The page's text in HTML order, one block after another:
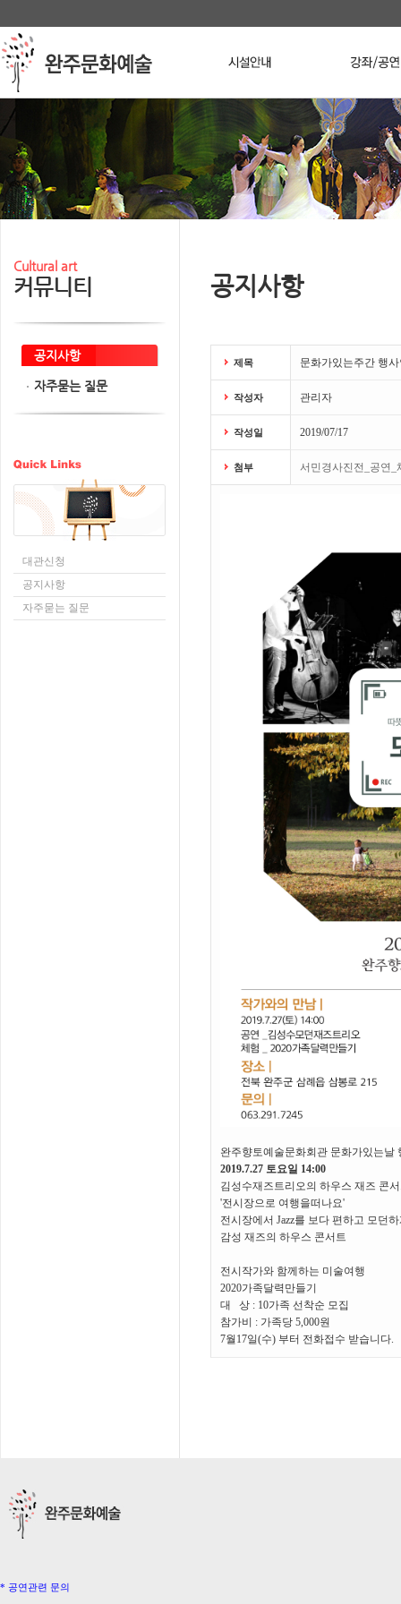
Cultural art
커뮤니티
공지사항
자주묻는 질문
대관신청
공지사항
자주묻는 질문
공지사항
제목 문화가있는주간 행
작성자 관리자
작성일 2019/07/17
첨부 서민경사진전_공연_
완주향토예술문화회관 문화가있는날
2019.7.27 토요일 14:00
김성수재즈트리오의 하우스 재즈 콘
'전시장으로 여행을떠나요'
전시장에서 Jazz를 보다 편하고 모던
감성 재즈의 하우스 콘서트
전시작가와 함께하는 미술여행
2020가족달력만들기
대 상 : 10가족 선착순 모집
참가비 : 가족당 5,000원
7월17일(수) 부터 전화접수 받습니다.
* 공연관련 문의